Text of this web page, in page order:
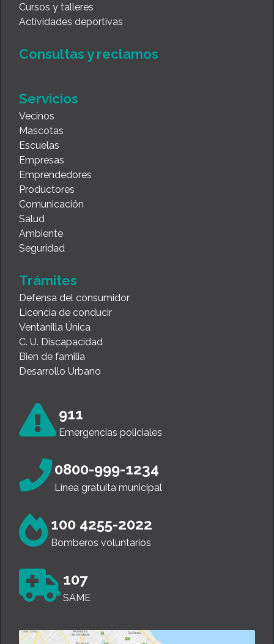
Cursos y talleres
Actividades deportivas
Consultas y reclamos
Servicios
Vecinos
Mascotas
Escuelas
Empresas
Emprendedores
Productores
Comunicación
Salud
Ambiente
Seguridad
Trámites
Defensa del consumidor
Licencia de conducir
Ventanilla Única
C. U. Discapacidad
Bien de familia
Desarrollo Urbano
911
Emergencias policiales
0800-999-1234
Línea gratuita municipal
100 4255-2022
Bomberos voluntarios
107
SAME